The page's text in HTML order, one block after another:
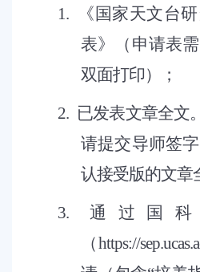
1.
《国家天文台
表》（申请表
双面打印）；
2. 已发表文章全文
请提交导师签
认接受版的文章
3.
通过国
（https://